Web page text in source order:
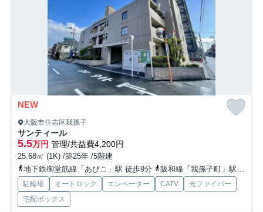
NEW
大阪市住吉区我孫子
サンティール
5.5万円 管理/共益費4,200円
25.68㎡ (1K) /築25年 /5階建
地下鉄御堂筋線「あびこ」駅 徒歩9分
阪和線「我孫子町」駅 徒歩5分
駐輪場 オートロック エレベーター CATV
光ファイバー
宅配ボックス